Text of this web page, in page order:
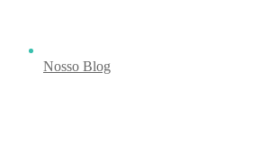
Nosso Blog